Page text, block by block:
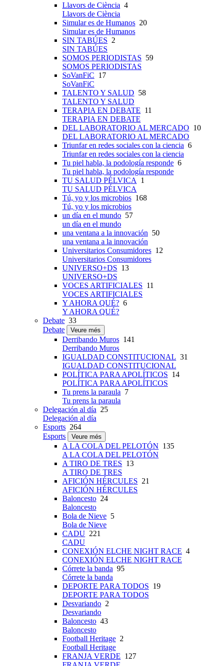
Llavors de Ciència 4
Llavors de Ciència
Simular es de Humanos 20
Simular es de Humanos
SIN TABÚES 2
SIN TABÚES
SOMOS PERIODISTAS 59
SOMOS PERIODISTAS
SoVanFiC 17
SoVanFiC
TALENTO Y SALUD 58
TALENTO Y SALUD
TERAPIA EN DEBATE 11
TERAPIA EN DEBATE
DEL LABORATORIO AL MERCADO 10
DEL LABORATORIO AL MERCADO
Triunfar en redes sociales con la ciencia 6
Triunfar en redes sociales con la ciencia
Tu piel habla, la podología responde 6
Tu piel habla, la podología responde
TU SALUD PÉLVICA
1
TU SALUD PÉLVICA
Tú, yo y los microbios 168
Tú, yo y los microbios
un día en el mundo 57
un día en el mundo
una ventana a la innovación 50
una ventana a la innovación
Universitarios Consumidores 12
Universitarios Consumidores
UNIVERSO+DS 13
UNIVERSO+DS
VOCES ARTIFICIALES 11
VOCES ARTIFICIALES
Y AHORA QUÉ? 6
Y AHORA QUÉ?
Debate 33
Debate
Veure més
Derribando Muros 141
Derribando Muros
IGUALDAD CONSTITUCIONAL 31
IGUALDAD CONSTITUCIONAL
POLÍTICA PARA APOLÍTICOS 14
POLÍTICA PARA APOLÍTICOS
Tu prens la paraula 7
Tu prens la paraula
Delegación al día 25
Delegación al día
Esports 264
Esports
Veure més
A LA COLA DEL PELOTÓN 135
A LA COLA DEL PELOTÓN
A TIRO DE TRES 13
A TIRO DE TRES
AFICIÓN HÉRCULES 21
AFICIÓN HÉRCULES
Baloncesto 24
Baloncesto
Bola de Nieve 5
Bola de Nieve
CADU 221
CADU
CONEXIÓN ELCHE NIGHT RACE 4
CONEXIÓN ELCHE NIGHT RACE
Córrete la banda 95
Córrete la banda
DEPORTE PARA TODOS 19
DEPORTE PARA TODOS
Desvariando 2
Desvariando
Baloncesto 43
Baloncesto
Football Heritage 2
Football Heritage
FRANJA VERDE 127